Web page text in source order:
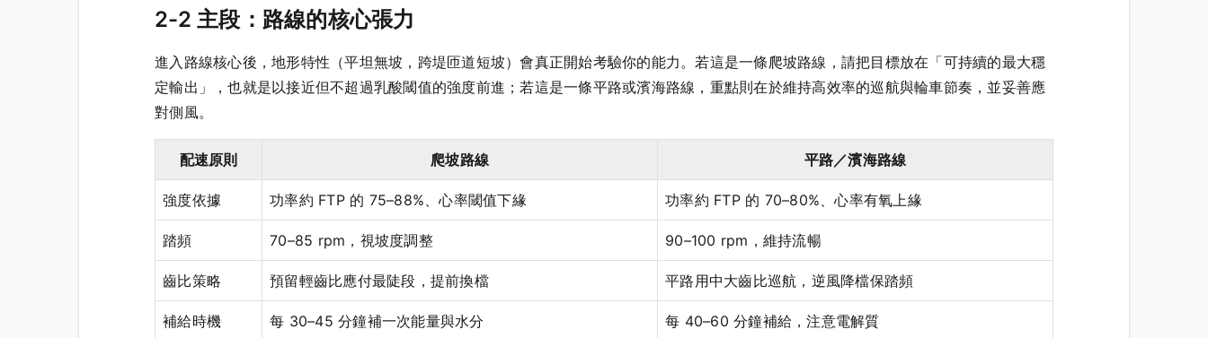
2-2 主段：路線的核心張力
進入路線核心後，地形特性（平坦無坡，跨堤匝道短坡）會真正開始考驗你的能力。若這是一條爬坡路線，請把目標放在「可持續的最大穩
定輸出」，也就是以接近但不超過乳酸閾值的強度前進；若這是一條平路或濱海路線，重點則在於維持高效率的巡航與輪車節奏，並妥善應
對側風。
配速原則 爬坡路線 平路／濱海路線
強度依據 功率約 FTP 的 75–88%、心率閾值下緣 功率約 FTP 的 70–80%、心率有氧上緣
踏頻 70–85 rpm，視坡度調整 90–100 rpm，維持流暢
齒比策略 預留輕齒比應付最陡段，提前換檔 平路用中大齒比巡航，逆風降檔保踏頻
補給時機 每 30–45 分鐘補一次能量與水分 每 40–60 分鐘補給，注意電解質